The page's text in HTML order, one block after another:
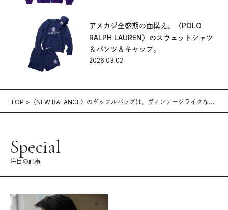
アメカジ全盛期の面構え。〈POLO
RALPH LAUREN〉のスウェットシャツ
＆パンツ＆キャップ。
2026.03.02
TOP
〈NEW BALANCE〉のダッフルバッグは、ヴィンテージライクな新
Special
注目の記事